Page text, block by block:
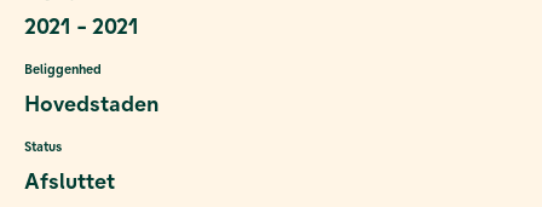
2021 - 2021
Beliggenhed
Hovedstaden
Status
Afsluttet